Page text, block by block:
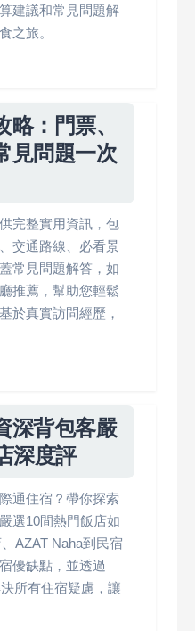
建議和常見問題解
之旅。
：門票、
見問題一次
完整實用資訊，包
交通路線、必看景
常見問題解答，如
推薦，幫助您輕鬆
於真實訪問經歷，
深背包客嚴
深度評
通住宿？帶你探索
選10間熱門飯店如
AZAT Naha到民宿
優缺點，並透過
所有住宿疑慮，讓